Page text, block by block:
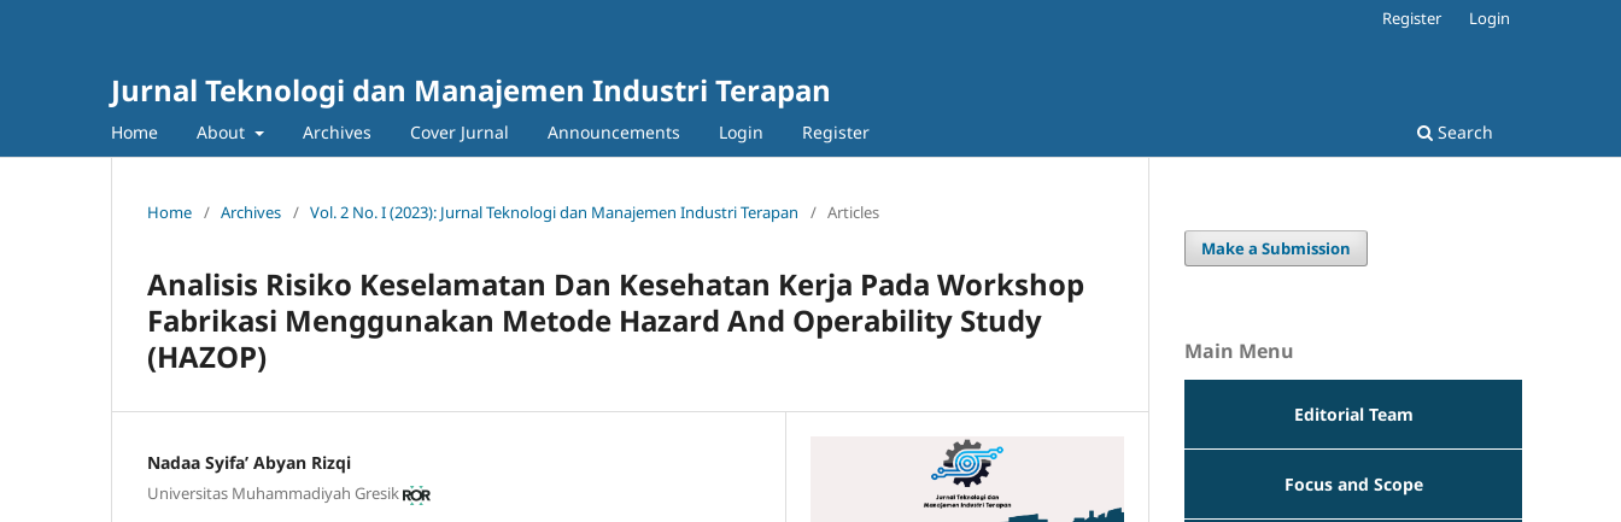
Jurnal Teknologi dan Manajemen Industri Terapan
Home About Archives Cover Jurnal Announcements Login Register Search
Register Login
Home / Archives / Vol. 2 No. I (2023): Jurnal Teknologi dan Manajemen Industri Terapan / Articles
Analisis Risiko Keselamatan Dan Kesehatan Kerja Pada Workshop
Fabrikasi Menggunakan Metode Hazard And Operability Study
(HAZOP)
Nadaa Syifa’ Abyan Rizqi
Universitas Muhammadiyah Gresik
Make a Submission
Main Menu
Editorial Team
Focus and Scope